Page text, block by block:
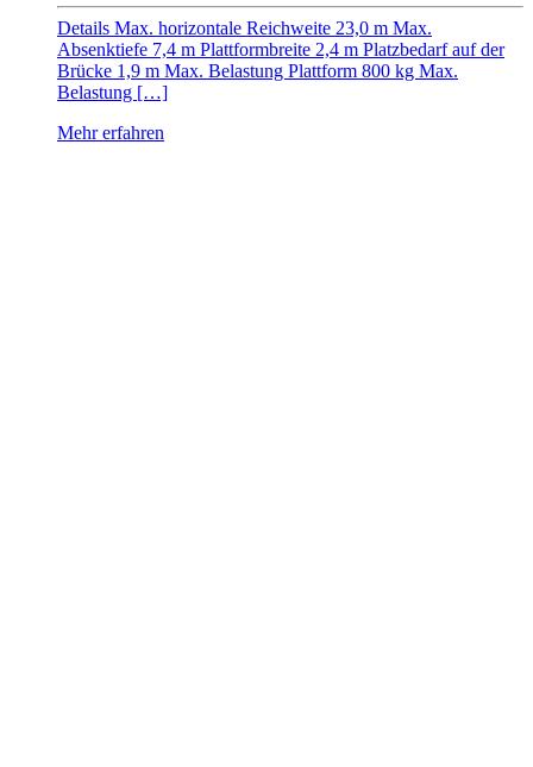
Details Max. horizontale Reichweite 23,0 m Max.
Absenktiefe 7,4 m Plattformbreite 2,4 m Platzbedarf auf der
Brücke 1,9 m Max. Belastung Plattform 800 kg Max.
Belastung […]
Mehr erfahren